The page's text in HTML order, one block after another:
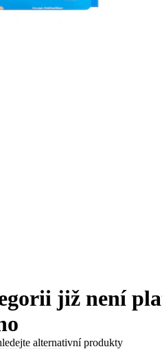
již není
alternativní produkty